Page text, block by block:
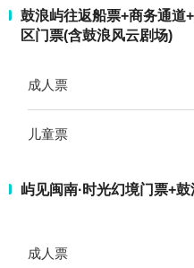
鼓浪屿往返船票+商务通道
区门票(含鼓浪风云剧场)
成人票
儿童票
屿见闽南·时光幻境门票+
成人票